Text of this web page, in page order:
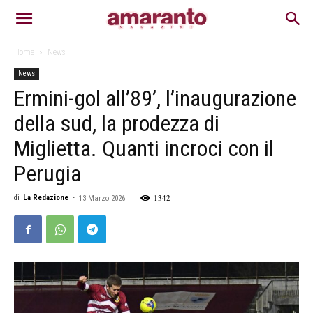
Home News
News
Ermini-gol all’89’, l’inaugurazione
della sud, la prodezza di
Miglietta. Quanti incroci con il
Perugia
di La Redazione - 13 Marzo 2026 1342